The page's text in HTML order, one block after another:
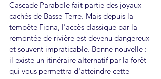
Cascade Parabole fait partie des joyaux
cachés de Basse-Terre. Mais depuis la
tempête Fiona, l'accès classique par la
remontée de rivière est devenu dangereux
et souvent impraticable. Bonne nouvelle :
il existe un itinéraire alternatif par la forêt
qui vous permettra d'atteindre cette